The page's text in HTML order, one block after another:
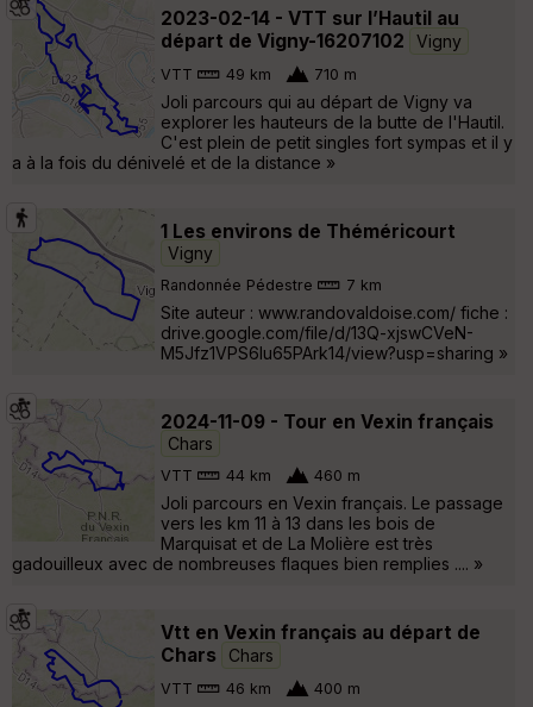
2023-02-14 - VTT sur l’Hautil au
départ de Vigny-16207102
Vigny
VTT 49 km 710 m
Joli parcours qui au départ de Vigny va
explorer les hauteurs de la butte de l'Hautil.
C'est plein de petit singles fort sympas et il y
a à la fois du dénivelé et de la distance »
1 Les environs de Théméricourt
Vigny
Randonnée Pédestre 7 km
Site auteur : www.randovaldoise.com/ fiche :
drive.google.com/file/d/13Q-xjswCVeN-
M5Jfz1VPS6Iu65PArk14/view?usp=sharing »
2024-11-09 - Tour en Vexin français
Chars
VTT 44 km 460 m
Joli parcours en Vexin français. Le passage
vers les km 11 à 13 dans les bois de
Marquisat et de La Molière est très
gadouilleux avec de nombreuses flaques bien remplies .... »
Vtt en Vexin français au départ de
Chars
Chars
VTT 46 km 400 m